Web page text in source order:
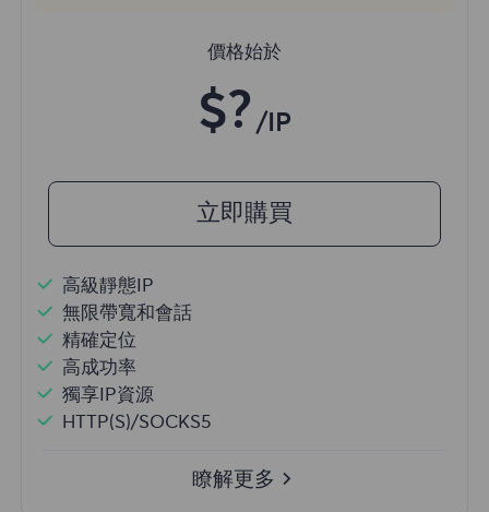
價格始於
$? /IP
立即購買
高級靜態IP
無限帶寬和會話
精確定位
高成功率
獨享IP資源
HTTP(S)/SOCKS5
瞭解更多